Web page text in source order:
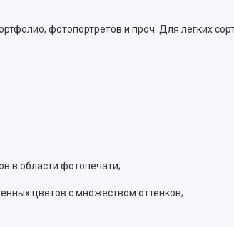
фотопортретов и проч. Для легких
в области фотопечати;
цветов с множеством оттенков;